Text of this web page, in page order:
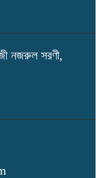
নজরুল সরণী,